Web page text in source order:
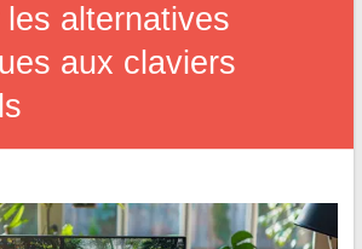
alternatives
aux claviers